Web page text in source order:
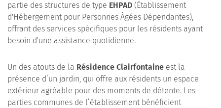
partie des structures de type EHPAD (Établissement
d'Hébergement pour Personnes Âgées Dépendantes),
offrant des services spécifiques pour les résidents ayant
besoin d'une assistance quotidienne.
Un des atouts de la Résidence Clairfontaine est la
présence d’un jardin, qui offre aux résidents un espace
extérieur agréable pour des moments de détente. Les
parties communes de l’établissement bénéficient